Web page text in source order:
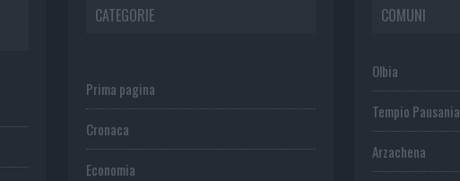
CATEGORIE
Prima pagina
Cronaca
Economia
COMUNI
Olbia
Tempio Pausania
Arzachena